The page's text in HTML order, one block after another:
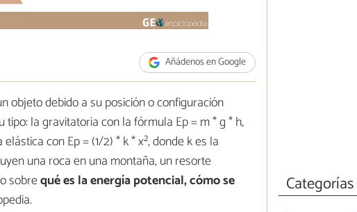
Añádenos en Google
objeto debido a su posición o configuración
la gravitatoria con la fórmula Ep = m * g * h,
con Ep = (1/2) * k * x², donde k es la
una roca en una montaña, un resorte
sobrequé es la energía potencial, cómo se